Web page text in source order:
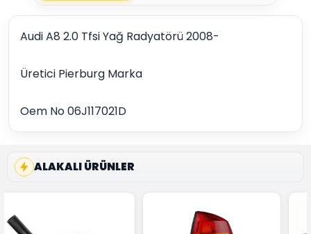
Audi A8 2.0 Tfsi Yağ Radyatörü 2008-
Üretici Pierburg Marka
Oem No 06J117021D
ALAKALI ÜRÜNLER